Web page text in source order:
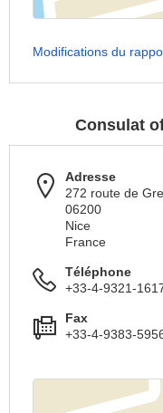
Modifications du
Consulat
Adresse
272 route de
06200
Nice
France
Téléphone
+33-4-9321-
Fax
+33-4-9383-